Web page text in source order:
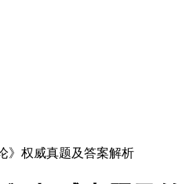
》权威真题及答案解析